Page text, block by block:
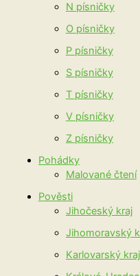
N písničky
O písničky
P písničky
S písničky
T písničky
V písničky
Z písničky
Pohádky
Malované čtení
Pověsti
Jihočeský kraj
Jihomoravský
Karlovarský kraj